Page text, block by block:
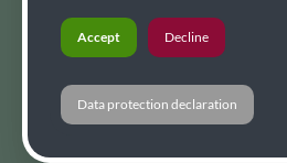
Compensato
Bio combustibili
Perline
Larice siberiano
Accept Decline
Data protection declaration